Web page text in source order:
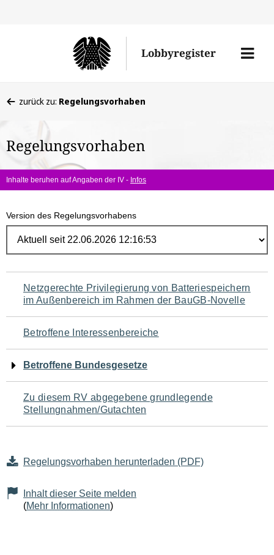
Lobbyregister
Menü
befinden
hier:
zurück zu: Regelungsvorhaben
Regelungsvorhaben
Inhalte beruhen auf Angaben der IV - Infos
Version des Regelungsvorhabens
Navigation
für
den
Seiteninhalt
Netzgerechte Privilegierung von Batteriespeichern
im Außenbereich im Rahmen der BauGB-Novelle
Betroffene Interessenbereiche
Betroffene Bundesgesetze
Zu diesem RV abgegebene grundlegende
Stellungnahmen/Gutachten
Regelungsvorhaben herunterladen (PDF)
Inhalt dieser Seite melden
(Mehr Informationen)